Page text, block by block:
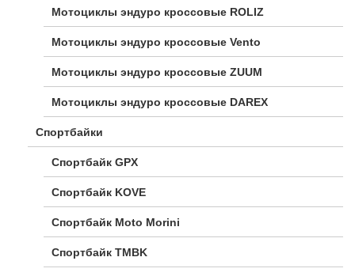
Мотоциклы эндуро кроссовые ROLIZ
Мотоциклы эндуро кроссовые Vento
Мотоциклы эндуро кроссовые ZUUM
Мотоциклы эндуро кроссовые DAREX
Спортбайки
Спортбайк GPX
Спортбайк KOVE
Спортбайк Moto Morini
Спортбайк TMBK